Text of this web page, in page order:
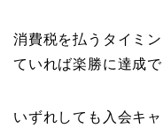
消費税を払うタイミ
ていれば楽勝に達成
いずれしても入会キ